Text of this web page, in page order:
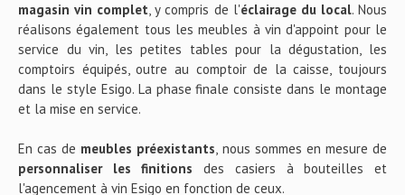
magasin vin complet, y compris de l'éclairage du local. Nous
réalisons également tous les meubles à vin d'appoint pour le
service du vin, les petites tables pour la dégustation, les
comptoirs équipés, outre au comptoir de la caisse, toujours
dans le style Esigo. La phase finale consiste dans le montage
et la mise en service.
En cas de meubles préexistants, nous sommes en mesure de
personnaliser les finitions des casiers à bouteilles et
l'agencement à vin Esigo en fonction de ceux.